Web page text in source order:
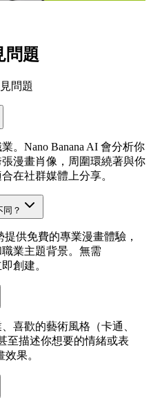
問題
問題
。Nano Banana AI 會分析你
漫畫肖像，周圍環繞著與你
在社群媒體上分享。
？
提供免費的專業漫畫體驗，
業主題背景。無需
創建。
喜歡的藝術風格（卡通、
至描述你想要的情緒或表
果。